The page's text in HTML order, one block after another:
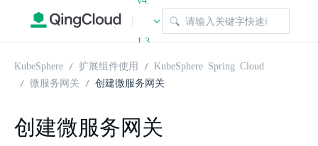
|
1.3
KubeSphere 扩展组件使用
KubeSphere Spring Cloud
微服务网关
创建微服务网关
创建微服务网关